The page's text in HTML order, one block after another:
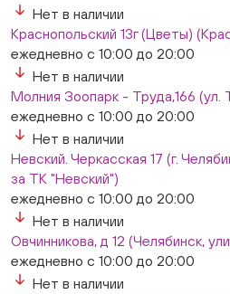
Нет в наличии
Краснопольский 13г (Цветы)
ежедневно с 10:00 до 20:00
Нет в наличии
Молния Зоопарк - Труда,166 (ул.
ежедневно с 10:00 до 20:00
Нет в наличии
Невский. Черкасская 17 (г.
за ТК "Невский")
ежедневно с 10:00 до 20:00
Нет в наличии
Овчинникова, д 12 (Челябинск,
ежедневно с 10:00 до 20:00
Нет в наличии